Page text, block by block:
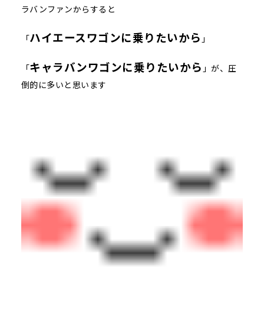
ラバンファンからすると
「ハイエースワゴンに乗りたいから 」
「キャラバンワゴンに乗りたいから 」が、圧
倒的に多いと思います